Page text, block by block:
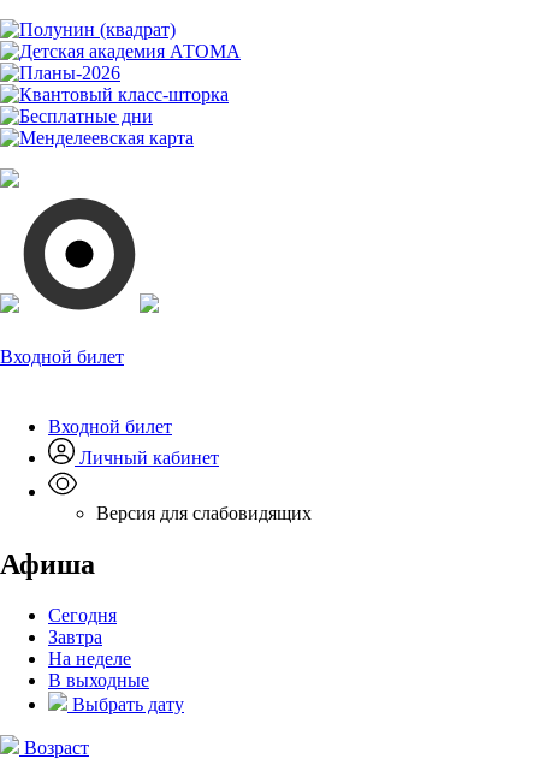
Входной билет
Входной билет
Личный кабинет
Версия для слабовидящих
Афиша
Сегодня
Завтра
На неделе
В выходные
Выбрать дату
Возраст